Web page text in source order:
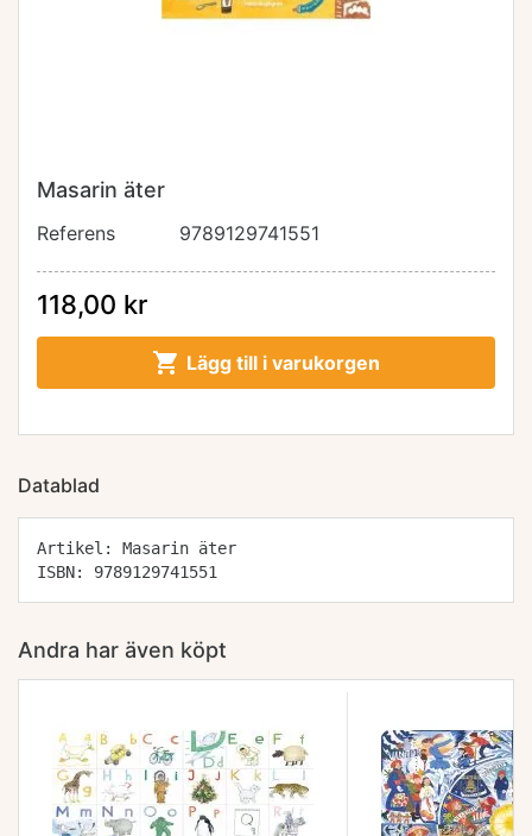
Masarin äter
Referens 9789129741551
118,00 kr
 Lägg till i varukorgen
Datablad
Artikel: Masarin äter
ISBN: 9789129741551
Andra har även köpt